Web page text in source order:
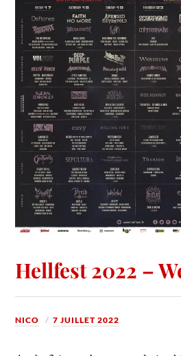
Hellfest 2022 –
NICO 7 JUILLET 2022